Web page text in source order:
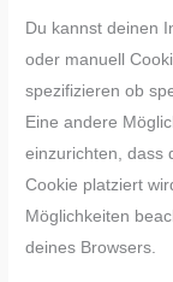
Du kannst deinen
oder manuell
spezifizieren ob
Eine andere
einzurichten, dass
Cookie platziert
Möglichkeiten
deines Browsers.